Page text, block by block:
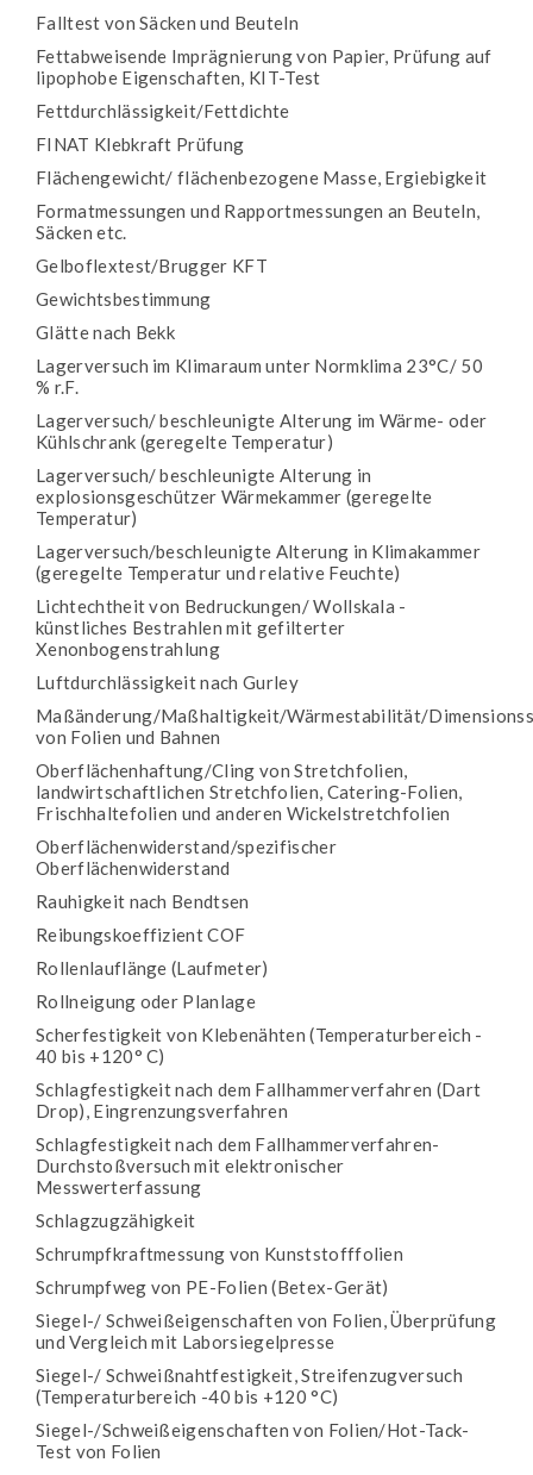
Falltest von Säcken und Beuteln
Fettabweisende Imprägnierung von Papier, Prüfung auf
lipophobe Eigenschaften, KIT-Test
Fettdurchlässigkeit/Fettdichte
FINAT Klebkraft Prüfung
Flächengewicht/ flächenbezogene Masse, Ergiebigkeit
Formatmessungen und Rapportmessungen an Beuteln,
Säcken etc.
Gelboflextest/Brugger KFT
Gewichtsbestimmung
Glätte nach Bekk
Lagerversuch im Klimaraum unter Normklima 23°C/ 50
% r.F.
Lagerversuch/ beschleunigte Alterung im Wärme- oder
Kühlschrank (geregelte Temperatur)
Lagerversuch/ beschleunigte Alterung in
explosionsgeschützer Wärmekammer (geregelte
Temperatur)
Lagerversuch/beschleunigte Alterung in Klimakammer
(geregelte Temperatur und relative Feuchte)
Lichtechtheit von Bedruckungen/ Wollskala -
künstliches Bestrahlen mit gefilterter
Xenonbogenstrahlung
Luftdurchlässigkeit nach Gurley
Maßänderung/Maßhaltigkeit/Wärmestabilität/
von Folien und Bahnen
Oberflächenhaftung/Cling von Stretchfolien,
landwirtschaftlichen Stretchfolien, Catering-Folien,
Frischhaltefolien und anderen Wickelstretchfolien
Oberflächenwiderstand/spezifischer
Oberflächenwiderstand
Rauhigkeit nach Bendtsen
Reibungskoeffizient COF
Rollenlauflänge (Laufmeter)
Rollneigung oder Planlage
Scherfestigkeit von Klebenähten (Temperaturbereich -
40 bis +120° C)
Schlagfestigkeit nach dem Fallhammerverfahren (Dart
Drop), Eingrenzungsverfahren
Schlagfestigkeit nach dem Fallhammerverfahren-
Durchstoßversuch mit elektronischer
Messwerterfassung
Schlagzugzähigkeit
Schrumpfkraftmessung von Kunststofffolien
Schrumpfweg von PE-Folien (Betex-Gerät)
Siegel-/ Schweißeigenschaften von Folien, Überprüfung
und Vergleich mit Laborsiegelpresse
Siegel-/ Schweißnahtfestigkeit, Streifenzugversuch
(Temperaturbereich -40 bis +120 °C)
Siegel-/Schweißeigenschaften von Folien/Hot-Tack-
Test von Folien